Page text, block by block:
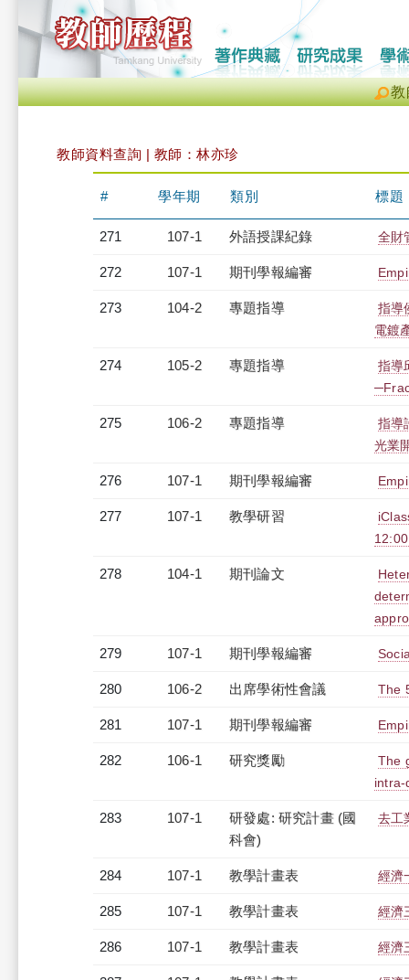
教
教師資料查詢 | 教師：林亦珍
# 學年期 類別 標題
271 107-1 外語授課紀錄 全財
272 107-1 期刊學報編審
273 104-2 專題指導
指導
電鍍
274 105-2 專題指導
指導
275 106-2 專題指導
指導
光業
276 107-1 期刊學報編審
277 107-1 教學研習
278 104-1 期刊論文
279 107-1 期刊學報編審
280 106-2 出席學術性會議 The
281 107-1 期刊學報編審
282 106-1 研究獎勵
The
intra-
283 107-1
研發處: 研究計畫 (國
科會)
去工
284 107-1 教學計畫表 經濟
285 107-1 教學計畫表 經濟
286 107-1 教學計畫表 經濟